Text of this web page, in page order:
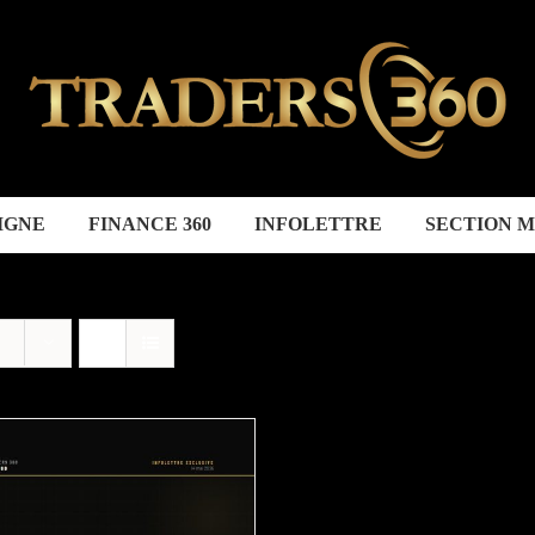
FINANCE 360 INFOLETTRE SECTION